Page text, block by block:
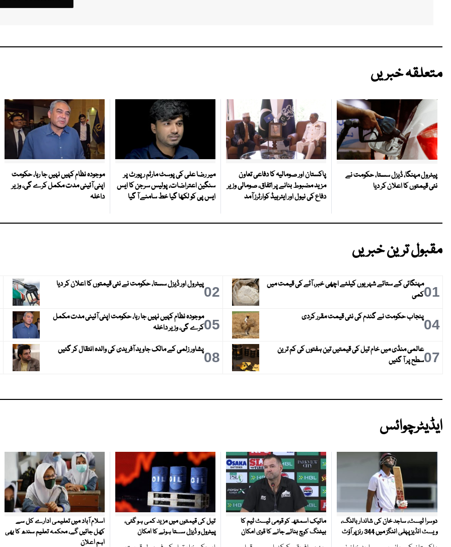
متعلقہ خبریں
پیٹرول مہنگا، ڈیزل سستا، حکومت نے
نئی قیمتوں کا اعلان کر دیا
پاکستان اور صومالیہ کا دفاعی تعاون
مزید مضبوط بنانے پر اتفاق، صومالی وزیر
دفاع کی نیول اور ایئرہیڈ کوارٹرز آمد
میر رضا علی کی پوسٹ مارٹم رپورٹ پر
سنگین اعتراضات، پولیس سرجن کا ایس
ایس پی کو لکھا گیا خط سامنے آ گیا
موجودہ نظام کہیں نہیں جا رہا، حکومت
اپنی آئینی مدت مکمل کرے گی، وزیر
داخلہ
مقبول ترین خبریں
01مہنگائی کے ستائے شہریوں کیلئے اچھی خبر، آٹے کی قیمت میں
کمی
02پیٹرول اور ڈیزل سستا، حکومت نے نئی قیمتوں کا اعلان کر دیا
04پنجاب حکومت نے گندم کی نئی قیمت مقرر کردی 05موجودہ نظام کہیں نہیں جا رہا، حکومت اپنی آئینی مدت مکمل
کرے گی، وزیر داخلہ
07عالمی منڈی میں خام تیل کی قیمتیں تین ہفتوں کی کم ترین
سطح پر آ گئیں
08پشاور زلمی کے مالک جاوید آفریدی کی والدہ انتقال کر گئیں
ایڈیٹرچوائس
دوسرا ٹیسٹ، ساجد خان کی شاندار بالنگ،
ویسٹ انڈیز پہلی اننگز میں 344 رنز پر آؤٹ
مائیک اسمتھ کو قومی ٹیسٹ ٹیم کا
بیٹنگ کوچ بنائے جانے کا قوی امکان
تیل کی قیمتوں میں مزید کمی ہو گئی،
پیٹرول و ڈیزل سستا ہونے کا امکان
اسلام آباد میں تعلیمی ادارے کل سے
کھل جائیں گے، محکمہ تعلیم سندھ کا بھی
اہم اعلان